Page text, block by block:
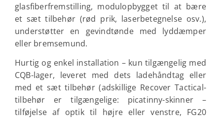
glasfiberfremstilling, modulopbygget til at bære
et sæt tilbehør (rød prik, laserbetegnelse osv.),
understøtter en gevindtønde med lyddæmper
eller bremsemund.
Hurtig og enkel installation – kun tilgængelig med
CQB-lager, leveret med dets ladehåndtag eller
med et sæt tilbehør (adskillige Recover Tactical-
tilbehør er tilgængelige: picatinny-skinner –
tilføjelse af optik til højre eller venstre, FG20